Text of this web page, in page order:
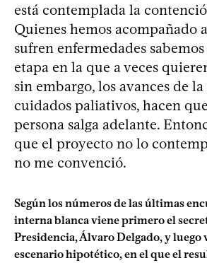
está contemplada la
Quienes hemos acompañado
sufren enfermedades
etapa en la que a veces
sin embargo, los avances de
cuidados paliativos, hacen
persona salga adelante.
que el proyecto no lo
no me convenció.
Según los números de las últimas
interna blanca viene primero el
Presidencia, Álvaro Delgado, y luego
escenario hipotético, en el que el